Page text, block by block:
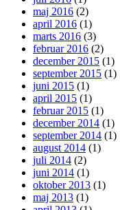
maj 2016 (2)
april 2016 (1)
marts 2016 (3)
februar 2016 (2)
december 2015 (1)
september 2015 (1)
juni 2015 (1)
april 2015 (1)
februar 2015 (1)
december 2014 (1)
september 2014 (1)
august 2014 (1)
juli 2014 (2)
juni 2014 (1)
oktober 2013 (1)
maj 2013 (1)